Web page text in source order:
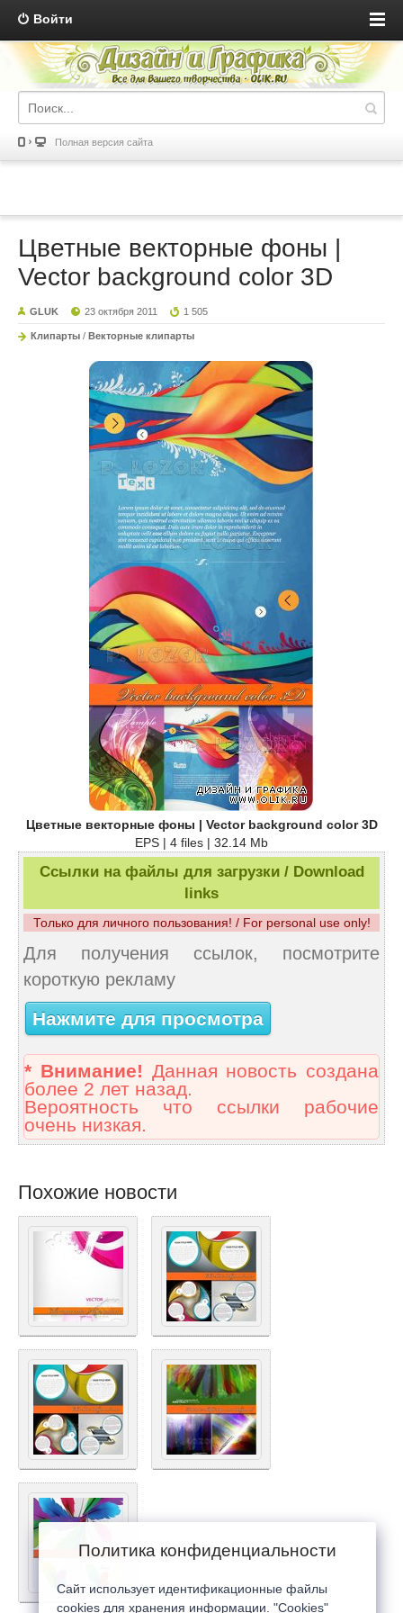
Войти
Полная версия сайта
Цветные векторные фоны |
Vector background color 3D
GLUK 23 октября 2011 1 505
Клипарты / Векторные клипарты
Цветные векторные фоны | Vector background color 3D
EPS | 4 files | 32.14 Mb
Ссылки на файлы для загрузки / Download
links
Только для личного пользования! / For personal use only!
Для получения ссылок, посмотрите
короткую рекламу
Нажмите для просмотра
* Внимание! Данная новость создана
более 2 лет назад.
Вероятность что ссылки рабочие
очень низкая.
Похожие новости
Политика конфиденциальности
Сайт использует идентификационные файлы
cookies для хранения информации. "Cookies"